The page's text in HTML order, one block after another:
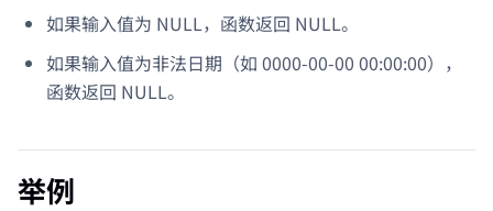
如果输入值为 NULL，函数返回 NULL。
如果输入值为非法日期（如 0000-00-00 00:00:00），
函数返回 NULL。
举例